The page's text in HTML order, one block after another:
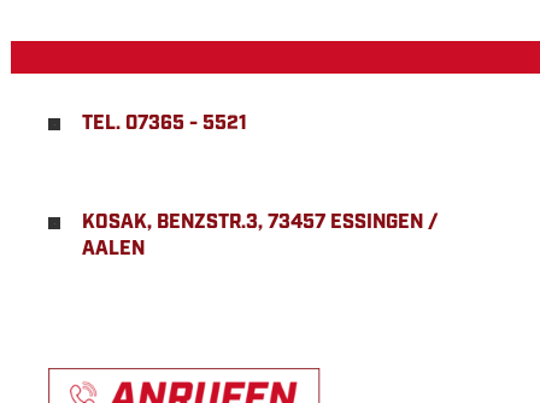
TEL. 07365 - 5521
KOSAK, BENZSTR.3, 73457 ESSINGEN /
AALEN